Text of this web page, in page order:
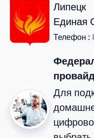
Липецк
Единая
Телефон :
Для